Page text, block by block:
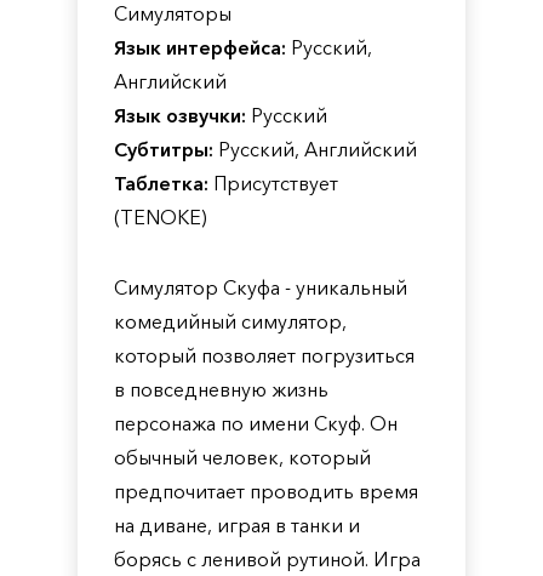
Симуляторы
Язык интерфейса: Русский,
Английский
Язык озвучки: Русский
Субтитры: Русский, Английский
Таблетка: Присутствует
(TENOKE)
Симулятор Скуфа - уникальный
комедийный симулятор,
который позволяет погрузиться
в повседневную жизнь
персонажа по имени Скуф. Он
обычный человек, который
предпочитает проводить время
на диване, играя в танки и
борясь с ленивой рутиной. Игра